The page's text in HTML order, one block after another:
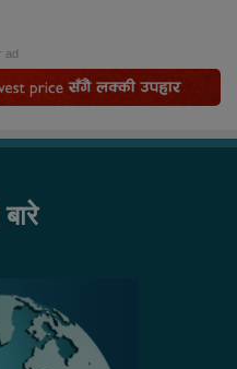
ad
बारे